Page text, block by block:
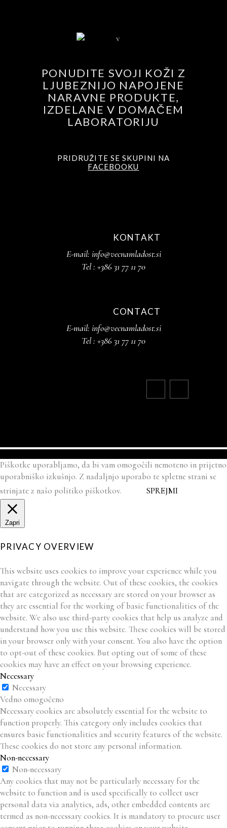
PONUDITE SVOJI KOŽI Z
LJUBEZNIJO NAPOJENE
NARAVNE PRODUKTE,
IZDELANE V DOMAČEM
LABORATORIJU
PRIDRUŽITE SE SKUPINI NA
FACEBOOKU
KONTAKT
E-mail: info@vecnamladost.si
Tel : +386 31 77 11 70
CONTACT
E-mail: info@vecnamladost.si
Tel : +386 31 77 11 70
Piškotke uporabljamo, da bi vam omogočili nemoteno in prijetno
uporabniško izkušnjo. Z nadaljnjo uporabo te spletne strani se
strinjate z našo politiko piškotkov.
SPREJMI
Zapri
PRIVACY OVERVIEW
This website uses cookies to improve your experience while you
navigate through the website. Out of these cookies, the cookies
that are categorized as necessary are stored on your browser as
they are essential for the working of basic functionalities of the
website. We also use third-party cookies that help us analyze and
understand how you use this website. These cookies will be stored
in your browser only with your consent. You also have the option
to opt-out of these cookies. But opting out of some of these
cookies may have an effect on your browsing experience.
Necessary
Necessary
Vedno omogočeno
Necessary cookies are absolutely essential for the website to
function properly. This category only includes cookies that
ensures basic functionalities and security features of the website.
These cookies do not store any personal information.
Non-necessary
Non-necessary
Any cookies that may not be particularly necessary for the
website to function and is used specifically to collect user
personal data via analytics, ads, other embedded contents are
termed as non-necessary cookies. It is mandatory to procure user